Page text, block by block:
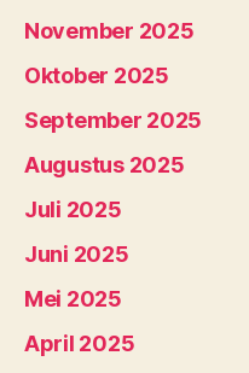
November 2025
Oktober 2025
September 2025
Augustus 2025
Juli 2025
Juni 2025
Mei 2025
April 2025